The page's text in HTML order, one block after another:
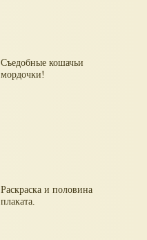
Съедобные кошачьи
мордочки!
Раскраска и половина
плаката.